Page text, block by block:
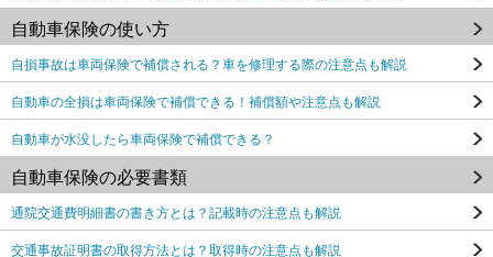
自動車保険の使い方
自損事故は車両保険で補償される？車を修理する際の注意点も解説
自動車の全損は車両保険で補償できる！補償額や注意点も解説
自動車が水没したら車両保険で補償できる？
自動車保険の必要書類
通院交通費明細書の書き方とは？記載時の注意点も解説
交通事故証明書の取得方法とは？取得時の注意点も解説